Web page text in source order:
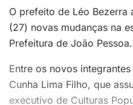
O prefeito de Léo Bezerra
(27) novas mudanças na
Prefeitura de João Pessoa.
Entre os novos
Cunha Lima Filho, que
executivo de Culturas